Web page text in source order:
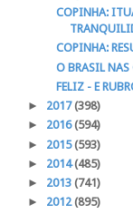
COPINHA:
COPINHA:
O BRASIL NAS
FELIZ - E
► 2017(398)
► 2016(594)
► 2015(593)
► 2014(485)
► 2013 (741)
► 2012(895)